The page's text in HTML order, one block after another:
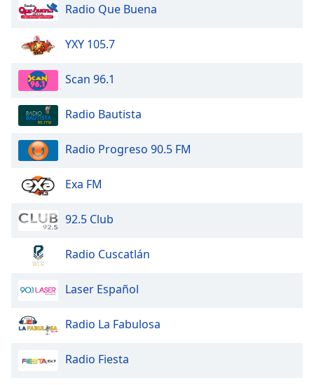
Family
Done
Close
Dialog
End
dialog
Radio Que Buena
YXY 105.7
Scan 96.1
Radio Bautista
Radio Progreso 90.5 FM
Exa FM
92.5 Club
Radio Cuscatlán
Laser Español
Radio La Fabulosa
Radio Fiesta